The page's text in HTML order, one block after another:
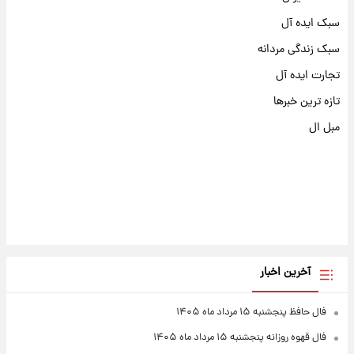
سبک ایده آل
سبک زندگی مردانه
تجارت ایده آل
تازه ترین خبرها
مبل ال
آخرین اخبار
فال حافظ پنجشنبه ۱۵ مرداد ماه ۱۴۰۵
فال قهوه روزانه پنجشنبه ۱۵ مرداد ماه ۱۴۰۵